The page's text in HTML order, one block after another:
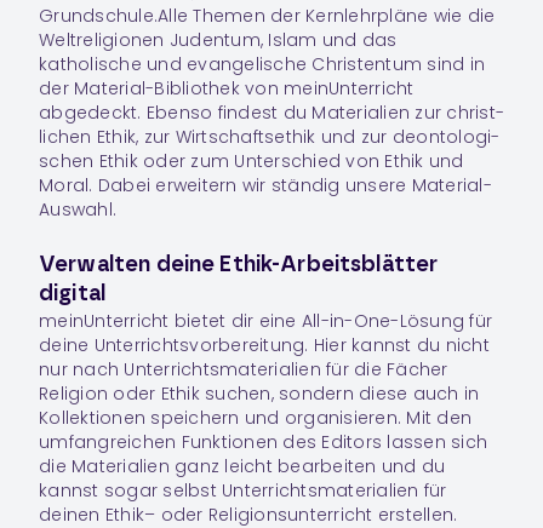
Grundschule.Alle Themen der Kernlehrpläne wie die
Weltreligionen Judentum, Islam und das
katholische und evangelische Christentum sind in
der Material-Bibliothek von meinUnterricht
abgedeckt. Ebenso findest du Materialien zur christ­
li­chen Ethik, zur Wirt­schafts­ethik und zur deon­to­lo­gi­
schen Ethik oder zum Unter­schied von Ethik und
Moral. Dabei erwei­tern wir stän­dig unsere Material-
Auswahl.
Verwalten deine Ethik-Arbeitsblätter
digital
meinUnterricht bie­tet dir eine All-in-One-Lösung für
deine Unter­richts­vor­be­rei­tung. Hier kannst du nicht
nur nach Unter­richts­ma­te­ria­lien für die Fächer
Religion oder Ethiksuchen, son­dern diese auch in
Kollektionen spei­chern und orga­ni­sie­ren. Mit den
umfang­rei­chen Funk­tio­nen des Edi­tors lassen sich
die Materialien ganz leicht bear­bei­ten und du
kannst sogar selbst Unter­richts­ma­te­ria­lien für
deinen Ethik– oder Religionsunterricht erstellen.